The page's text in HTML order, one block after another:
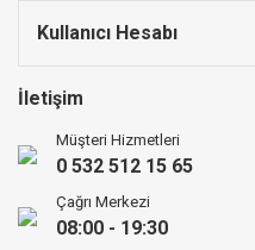
Kullanıcı Hesabı
İletişim
Müşteri Hizmetleri
0 532 512 15 65
Çağrı Merkezi
08:00 - 19:30